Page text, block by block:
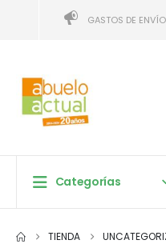
GASTOS DE
Categorías
TIENDA